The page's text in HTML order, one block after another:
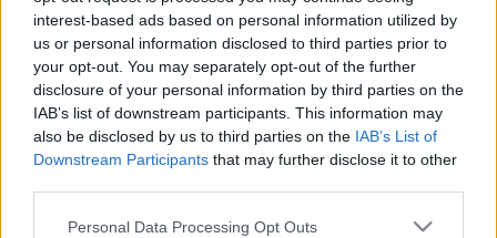
interest-based ads based on personal information utilized by
us or personal information disclosed to third parties prior to
your opt-out. You may separately opt-out of the further
disclosure of your personal information by third parties on the
IAB’s list of downstream participants. This information may
also be disclosed by us to third parties on the IAB’s List of
Downstream Participants that may further disclose it to other
Please note that this website/app uses one or more Google
Personal Data Processing Opt Outs
ELHUNYT KASSAI ILONA SZÍNMŰVÉSZNŐ
2025. október. 29. 17:16
97 éves volt.
ELHUNYT AZ UTOLSÓ SZOMBATHELYI
HOLOKAUSZT TÚLÉLŐ
2025. október. 10. 09:10